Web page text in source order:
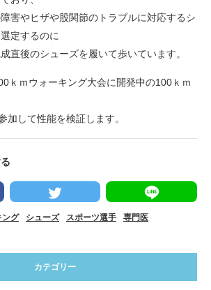
害やヒザや股関節のトラブルに対応するシ
定するのに
直後のシューズを履いて歩いています。
ｋｍウォーキング大会に開発中の100ｋｍ
加して性能を検証します。
ング シューズ スポーツ選手 専門医
カテゴリー